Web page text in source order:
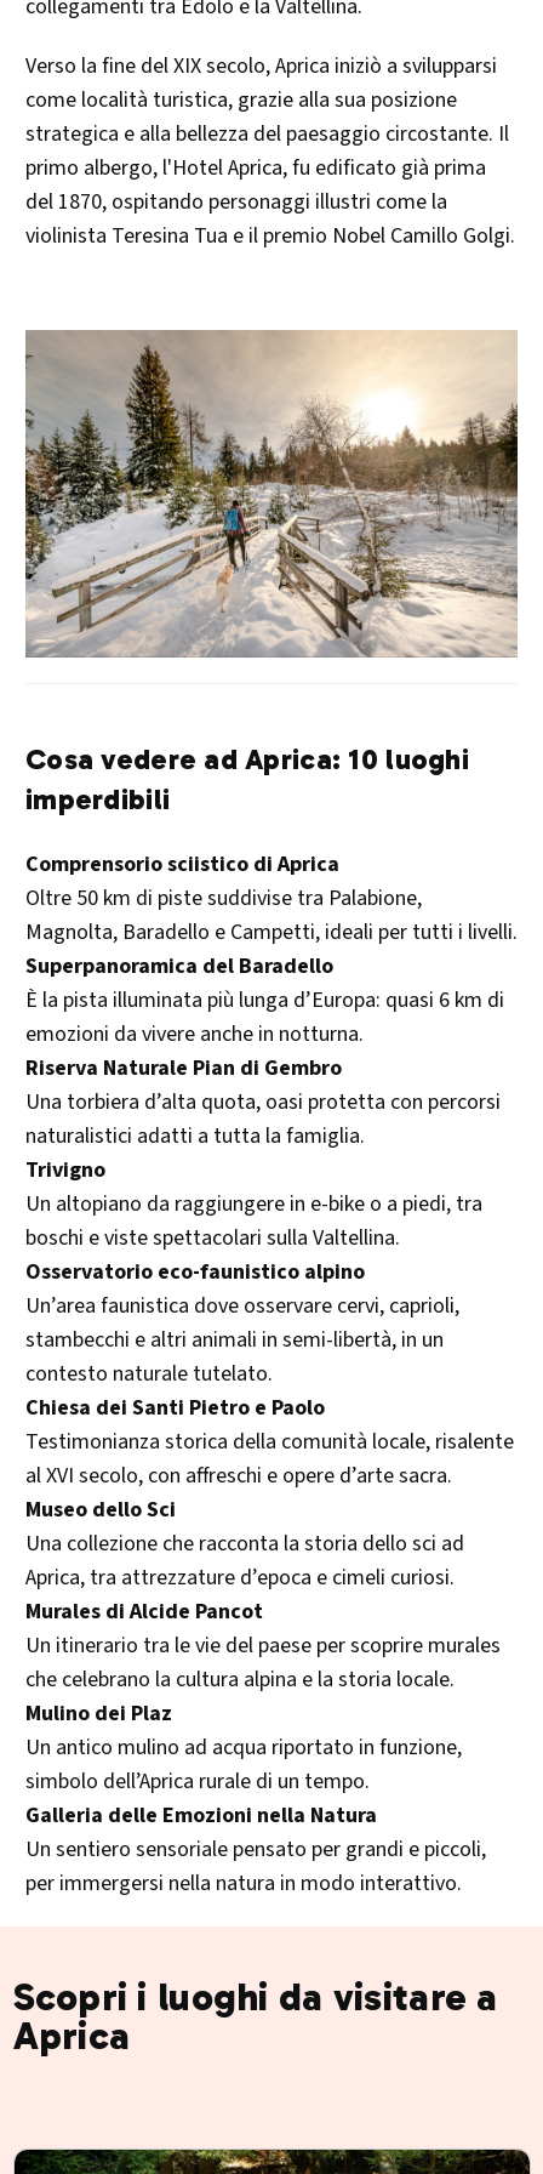
collegamenti tra Edolo e la Valtellina. ​
Verso la fine del XIX secolo, Aprica iniziò a svilupparsi
come località turistica, grazie alla sua posizione
strategica e alla bellezza del paesaggio circostante. Il
primo albergo, l'Hotel Aprica, fu edificato già prima
del 1870, ospitando personaggi illustri come la
violinista Teresina Tua e il premio Nobel Camillo Golgi.
Cosa vedere ad Aprica: 10 luoghi
imperdibili
Comprensorio sciistico di Aprica
Oltre 50 km di piste suddivise tra Palabione,
Magnolta, Baradello e Campetti, ideali per tutti i livelli.
Superpanoramica del Baradello
È la pista illuminata più lunga d’Europa: quasi 6 km di
emozioni da vivere anche in notturna.
Riserva Naturale Pian di Gembro
Una torbiera d’alta quota, oasi protetta con percorsi
naturalistici adatti a tutta la famiglia.
Trivigno
Un altopiano da raggiungere in e-bike o a piedi, tra
boschi e viste spettacolari sulla Valtellina.
Osservatorio eco-faunistico alpino
Un’area faunistica dove osservare cervi, caprioli,
stambecchi e altri animali in semi-libertà, in un
contesto naturale tutelato.
Chiesa dei Santi Pietro e Paolo
Testimonianza storica della comunità locale, risalente
al XVI secolo, con affreschi e opere d’arte sacra.
Museo dello Sci
Una collezione che racconta la storia dello sci ad
Aprica, tra attrezzature d’epoca e cimeli curiosi.
Murales di Alcide Pancot
Un itinerario tra le vie del paese per scoprire murales
che celebrano la cultura alpina e la storia locale.
Mulino dei Plaz
Un antico mulino ad acqua riportato in funzione,
simbolo dell’Aprica rurale di un tempo.
Galleria delle Emozioni nella Natura
Un sentiero sensoriale pensato per grandi e piccoli,
per immergersi nella natura in modo interattivo.
Scopri i luoghi da visitare a
Aprica